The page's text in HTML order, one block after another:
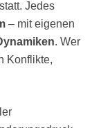
Jedes
– mit eigenen
. Wer
Konflikte,